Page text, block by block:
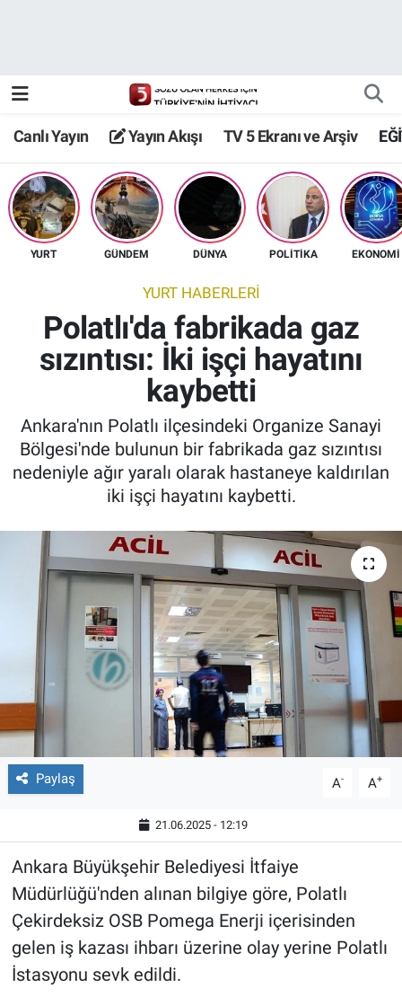
Canlı Yayın Yayın Akışı TV 5 Ekranı ve Arşiv
YURT GÜNDEM DÜNYA POLİTİKA EKONOMİ
YURT HABERLERİ
Polatlı'da fabrikada gaz
sızıntısı: İki işçi hayatını
kaybetti
Ankara'nın Polatlı ilçesindeki Organize Sanayi
Bölgesi'nde bulunun bir fabrikada gaz sızıntısı
nedeniyle ağır yaralı olarak hastaneye kaldırılan
iki işçi hayatını kaybetti.
Paylaş A- A+
21.06.2025 - 12:19
Ankara Büyükşehir Belediyesi İtfaiye
Müdürlüğü'nden alınan bilgiye göre, Polatlı
Çekirdeksiz OSB Pomega Enerji içerisinden
gelen iş kazası ihbarı üzerine olay yerine Polatlı
İstasyonu sevk edildi.
TV 5 Ekranı ve Arşiv